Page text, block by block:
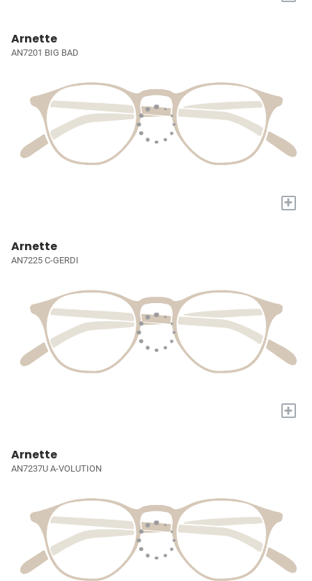
Arnette
AN7201 BIG BAD
+
Arnette
AN7225 C-GERDI
+
Arnette
AN7237U A-VOLUTION